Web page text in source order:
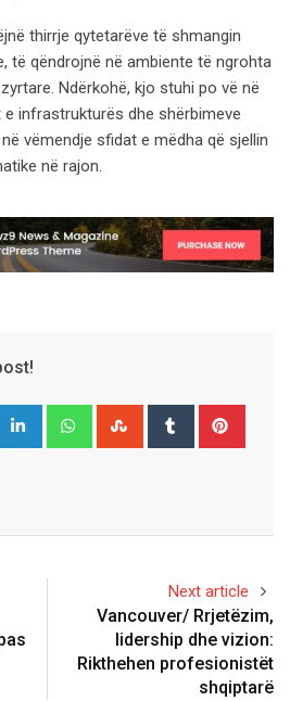
thirrje qytetarëve të shmangin
të qëndrojnë në ambiente të ngrohta
Ndërkohë, kjo stuhi po vë në
infrastrukturës dhe shërbimeve
vëmendje sfidat e mëdha që sjellin
në rajon.
LinkedIn WhatsappStumbleUpon
Tumblr
Next article
Vancouver/ Rrjetëzim,
lidership dhe vizion:
Rikthehen profesionistët
shqiptarë